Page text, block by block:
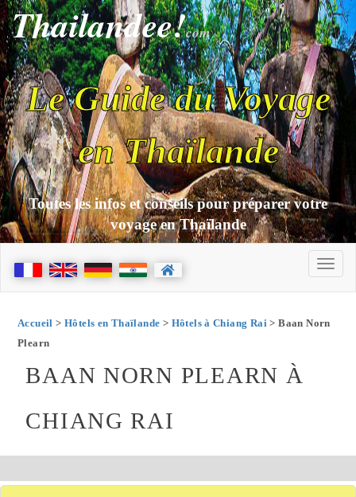
Thailandee!com
Le Guide du Voyage
en Thaïlande
Toutes les infos et conseils pour préparer votre
voyage en Thaïlande
Accueil > Hôtels en Thaïlande > Hôtels à Chiang Rai > Baan Norn
Plearn
BAAN NORN PLEARN À
CHIANG RAI